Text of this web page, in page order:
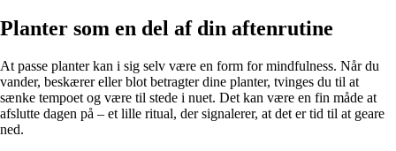
Planter som en del af din aftenrutine
At passe planter kan i sig selv være en form for mindfulness. Når du
vander, beskærer eller blot betragter dine planter, tvinges du til at
sænke tempoet og være til stede i nuet. Det kan være en fin måde at
afslutte dagen på – et lille ritual, der signalerer, at det er tid til at geare
ned.